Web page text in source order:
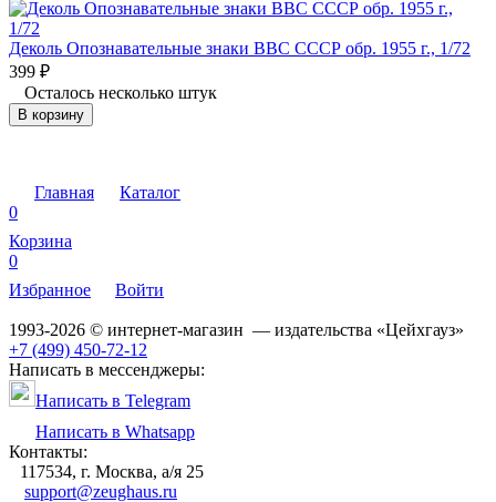
Деколь Опознавательные знаки ВВС СССР обр. 1955 г., 1/72
399 ₽
Осталось несколько штук
В корзину
Главная
Каталог
0
Корзина
0
Избранное
Войти
1993-2026 © интернет-магазин — издательства «Цейхгауз»
+7 (499) 450-72-12
Написать в мессенджеры:
Написать в Telegram
Написать в Whatsapp
Контакты:
117534, г. Москва, а/я 25
support@zeughaus.ru